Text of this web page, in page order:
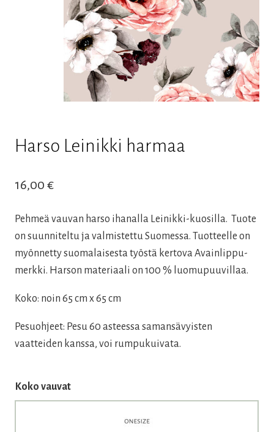
Harso Leinikki harmaa
16,00 €
Pehmeä vauvan harso ihanalla Leinikki-kuosilla. Tuote
on suunniteltu ja valmistettu Suomessa. Tuotteelle on
myönnetty suomalaisesta työstä kertova Avainlippu-
merkki. Harson materiaali on 100 % luomupuuvillaa.
Koko: noin 65 cm x 65 cm
Pesuohjeet: Pesu 60 asteessa samansävyisten
vaatteiden kanssa, voi rumpukuivata.
Koko vauvat